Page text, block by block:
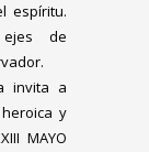
espíritu.
de
invita a
y
MAYO